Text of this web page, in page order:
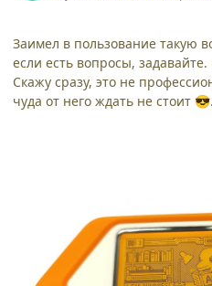
Заимел в пользование такую
если есть вопросы, задавайте.
Скажу сразу, это не
чуда от него ждать не стоит 😎.